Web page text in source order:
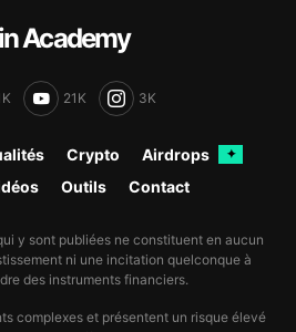
Academy
21K 3K
Crypto Airdrops ✦
Outils Contact
y sont publiées ne constituent en aucun
ni une incitation quelconque à
des instruments financiers.
complexes et présentent un risque élevé